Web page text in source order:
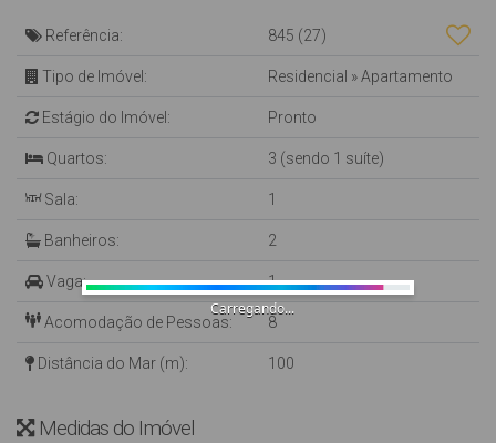
Referência: 845 (27)
Tipo de Imóvel: Residencial »Apartamento
Estágio do Imóvel: Pronto
Quartos: 3 (sendo 1 suíte)
Sala: 1
Banheiros: 2
Vaga: 1
Acomodação de Pessoas: 8
Distância do Mar (m): 100
Medidas do Imóvel
Carregando...